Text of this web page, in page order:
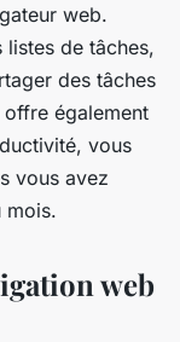
web.
de tâches,
des tâches
offre également
vous
vous avez
mois.
web